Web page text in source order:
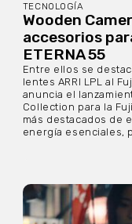
TECNOLOGÍA
Wooden
accesorios
ETERNA 55
Entre ellos se
lentes ARRI LPL al
anuncia el
Collection para la
más destacados de
energía esenciales,